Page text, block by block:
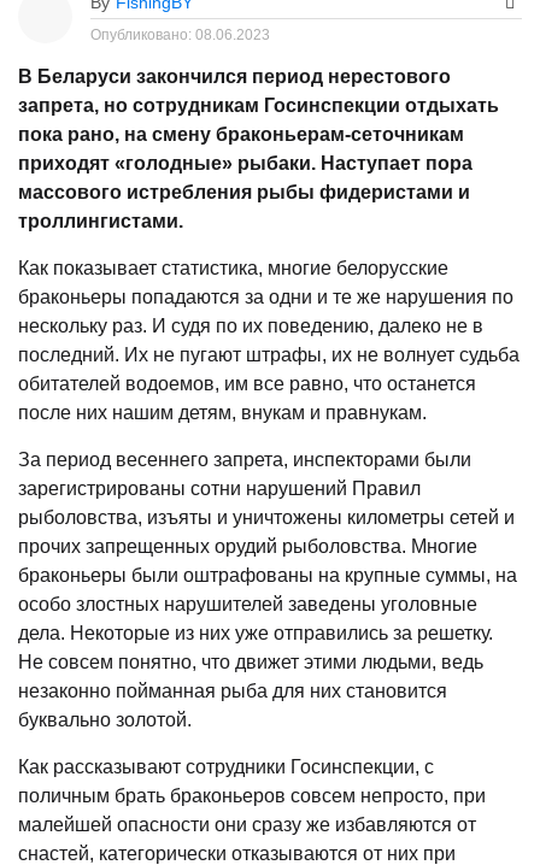
Опубликовано: 08.06.2023
В Беларуси закончился период нерестового
запрета, но сотрудникам Госинспекции отдыхать
пока рано, на смену браконьерам-сеточникам
приходят «голодные» рыбаки. Наступает пора
массового истребления рыбы фидеристами и
троллингистами.
Как показывает статистика, многие белорусские
браконьеры попадаются за одни и те же нарушения по
нескольку раз. И судя по их поведению, далеко не в
последний. Их не пугают штрафы, их не волнует судьба
обитателей водоемов, им все равно, что останется
после них нашим детям, внукам и правнукам.
За период весеннего запрета, инспекторами были
зарегистрированы сотни нарушений Правил
рыболовства, изъяты и уничтожены километры сетей и
прочих запрещенных орудий рыболовства. Многие
браконьеры были оштрафованы на крупные суммы, на
особо злостных нарушителей заведены уголовные
дела. Некоторые из них уже отправились за решетку.
Не совсем понятно, что движет этими людьми, ведь
незаконно пойманная рыба для них становится
буквально золотой.
Как рассказывают сотрудники Госинспекции, с
поличным брать браконьеров совсем непросто, при
малейшей опасности они сразу же избавляются от
снастей, категорически отказываются от них при